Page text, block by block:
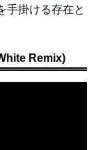
手掛ける存在と
Remix)